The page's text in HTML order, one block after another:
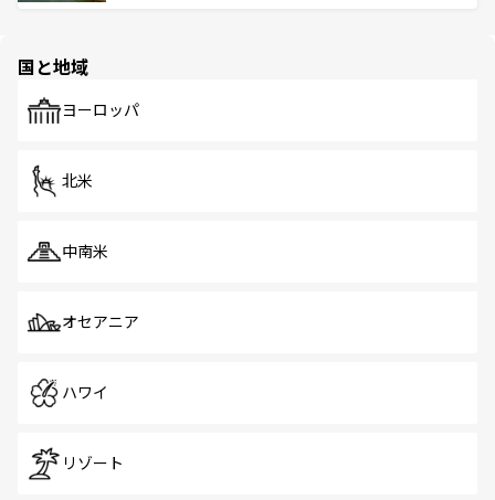
で、ホーカーズは地元の風情を楽しめる外せないスポット
国と地域
ヨーロッパ
北米
中南米
オセアニア
ハワイ
リゾート